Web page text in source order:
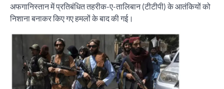
अफगानिस्तान में प्रतिबंधित तहरीक-ए-तालिबान (टीटीपी) के आतंकियों को
निशाना बनाकर किए गए हमलों के बाद की गई।